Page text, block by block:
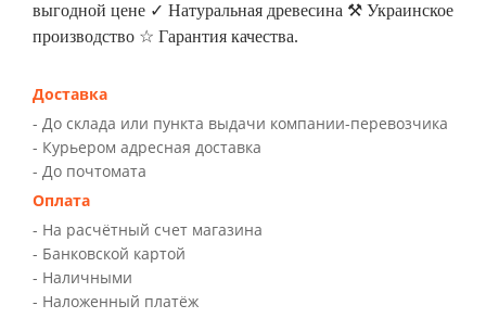
выгодной цене ✓ Натуральная древесина ⚒ Украинское
производство ☆ Гарантия качества.
Доставка
- До склада или пункта выдачи компании-перевозчика
- Курьером адресная доставка
- До почтомата
Оплата
- На расчётный счет магазина
- Банковской картой
- Наличными
- Наложенный платёж